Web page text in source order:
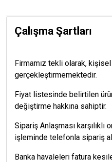
Çalışma Şartları
Firmamız tekli olarak, kişisel
gerçekleştirmemektedir.
Fiyat listesinde belirtilen
değiştirme hakkına sahiptir.
Sipariş Anlaşması karşılıklı
işleminde telefonla sipariş
Banka havaleleri fatura